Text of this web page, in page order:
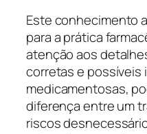
Este conhecimento
para a prática
atenção aos
corretas e possíveis
medicamentosas,
diferença entre um
riscos